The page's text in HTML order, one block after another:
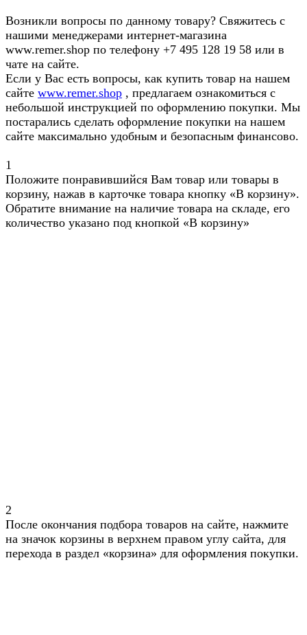
Возникли вопросы по данному товару? Свяжитесь с
нашими менеджерами интернет-магазина
www.remer.shop по телефону +7 495 128 19 58 или в
чате на сайте.
Если у Вас есть вопросы, как купить товар на нашем
сайте www.remer.shop , предлагаем ознакомиться с
небольшой инструкцией по оформлению покупки. Мы
постарались сделать оформление покупки на нашем
сайте максимально удобным и безопасным финансово.
1
Положите понравившийся Вам товар или товары в
корзину, нажав в карточке товара кнопку «В корзину».
Обратите внимание на наличие товара на складе, его
количество указано под кнопкой «В корзину»
2
После окончания подбора товаров на сайте, нажмите
на значок корзины в верхнем правом углу сайта, для
перехода в раздел «корзина» для оформления покупки.